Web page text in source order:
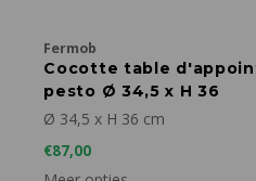
Fermob
Cocotte table
pesto Ø 34,5 x H 36
Ø 34,5 x H 36 cm
€87,00